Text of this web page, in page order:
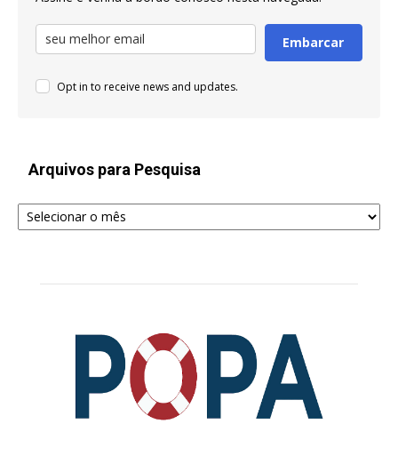
Embarcar
Opt in to receive news and updates.
Arquivos para Pesquisa
Arquivos
para